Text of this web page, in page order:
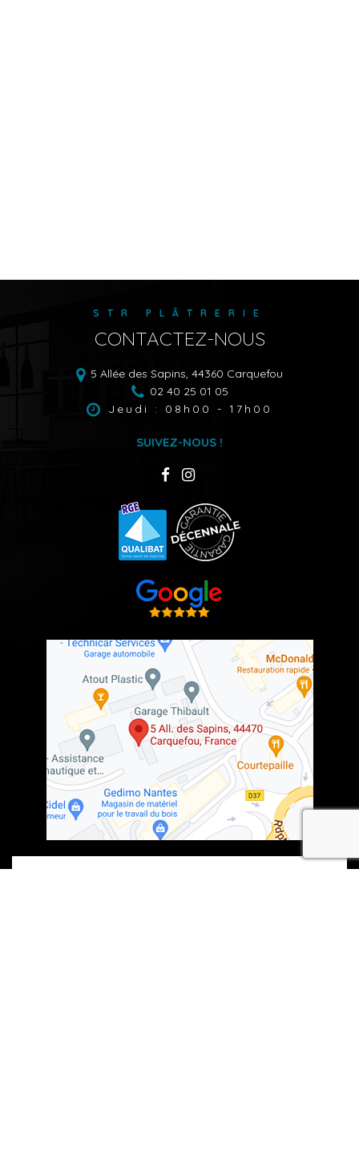
STR PLÂTRERIE
CONTACTEZ-NOUS
5 Allée des Sapins, 44360 Carquefou
02 40 25 01 05
Jeudi : 08h00 - 17h00
SUIVEZ-NOUS !